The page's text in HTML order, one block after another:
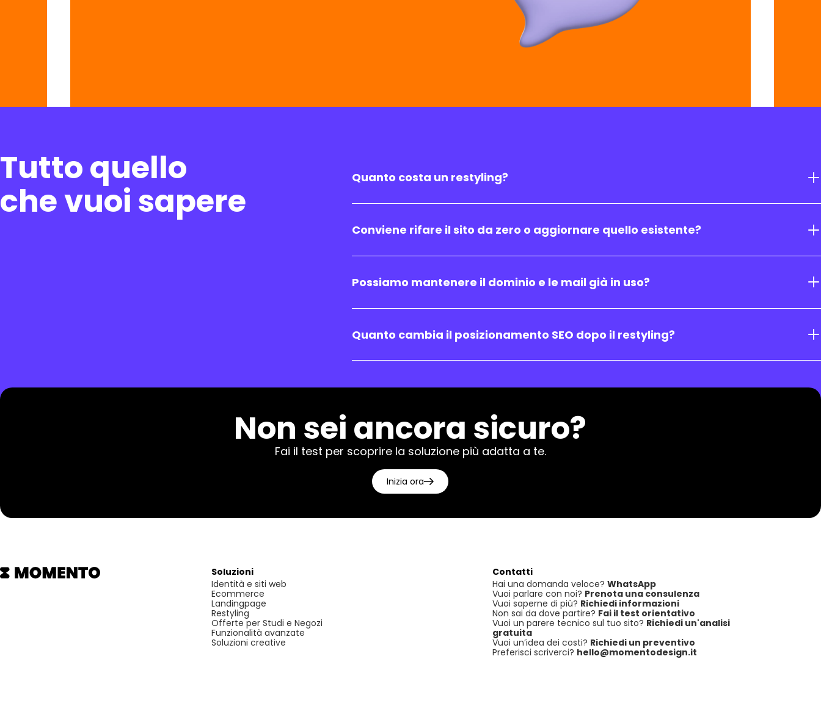
Tutto quello
che vuoi sapere
Quanto costa un restyling?
Conviene rifare il sito da zero o aggiornare quello esistente?
Possiamo mantenere il dominio e le mail già in uso?
Quanto cambia il posizionamento SEO dopo il restyling?
Non sei ancora sicuro?
Fai il test per scoprire la soluzione più adatta a te.
Inizia ora
Soluzioni
Identità e siti web
Ecommerce
Landingpage
Restyling
Offerte per Studi e Negozi
Funzionalità avanzate
Soluzioni creative
Contatti
Hai una domanda veloce? WhatsApp
Vuoi parlare con noi? Prenota una consulenza
Vuoi saperne di più? Richiedi informazioni
Non sai da dove partire? Fai il test orientativo
Vuoi un parere tecnico sul tuo sito? Richiedi un'analisi
gratuita
Vuoi un’idea dei costi? Richiedi un preventivo
Preferisci scriverci? hello@momentodesign.it